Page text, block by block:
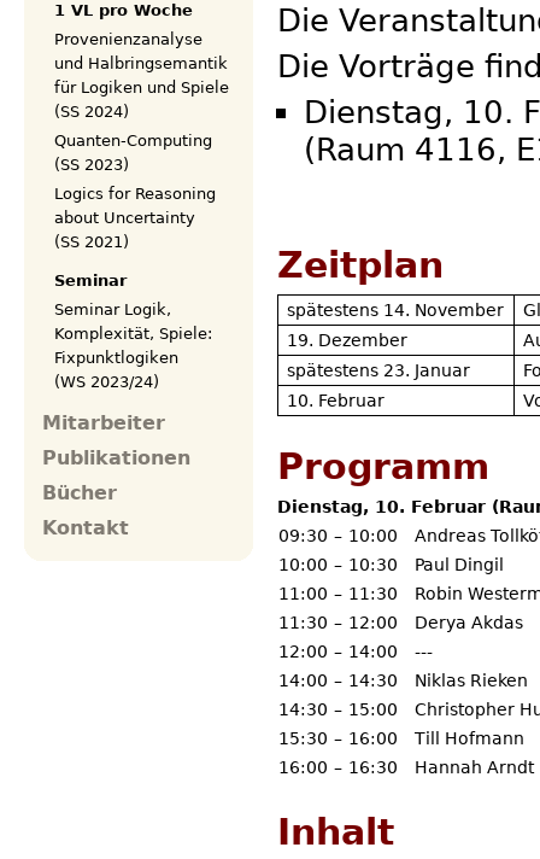
Die
Die Vorträge
Dienstag, 10.
(Raum 4116,
Zeitplan
spätestens 14. November
19. Dezember
spätestens 23. Januar
10. Februar
Programm
Dienstag, 10. Februar
09:30 – 10:00
Andreas
10:00 – 10:30
Paul Dingil
11:00 – 11:30
Robin
11:30 – 12:00
Derya Akdas
12:00 – 14:00
---
14:00 – 14:30
Niklas Rieken
14:30 – 15:00
Christopher
15:30 – 16:00
Till Hofmann
16:00 – 16:30 Hannah Arndt
Inhalt
1 VL pro Woche
Provenienzanalyse
und Halbringsemantik
für Logiken und Spiele
(SS 2024)
Quanten-Computing
(SS 2023)
Logics for Reasoning
about Uncertainty
(SS 2021)
Seminar
Seminar Logik,
Komplexität, Spiele:
Fixpunktlogiken
(WS 2023/24)
Mitarbeiter
Publikationen
Bücher
Kontakt